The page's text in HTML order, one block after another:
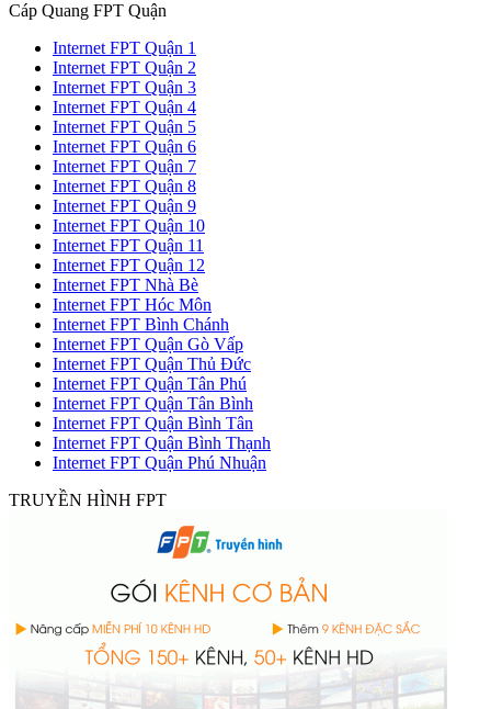
Cáp Quang FPT Quận
Internet FPT Quận 1
Internet FPT Quận 2
Internet FPT Quận 3
Internet FPT Quận 4
Internet FPT Quận 5
Internet FPT Quận 6
Internet FPT Quận 7
Internet FPT Quận 8
Internet FPT Quận 9
Internet FPT Quận 10
Internet FPT Quận 11
Internet FPT Quận 12
Internet FPT Nhà Bè
Internet FPT Hóc Môn
Internet FPT Bình Chánh
Internet FPT Quận Gò Vấp
Internet FPT Quận Thủ Đức
Internet FPT Quận Tân Phú
Internet FPT Quận Tân Bình
Internet FPT Quận Bình Tân
Internet FPT Quận Bình Thạnh
Internet FPT Quận Phú Nhuận
TRUYỀN HÌNH FPT